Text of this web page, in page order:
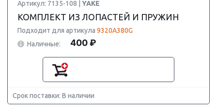
Артикул: 7135-108 | YAKE
КОМПЛЕКТ ИЗ ЛОПАСТЕЙ И ПРУЖИН
Подходит для артикула 9320A380G
Наличные:
400 ₽
Срок поставки: В наличии